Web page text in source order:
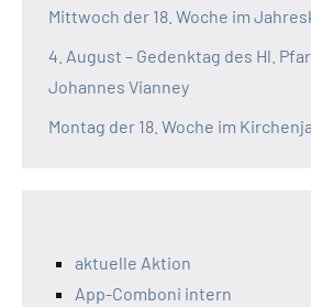
Mittwoch der 18. Woche im
4. August – Gedenktag des Hl.
Johannes Vianney
Montag der 18. Woche im
aktuelle Aktion
App-Comboni intern